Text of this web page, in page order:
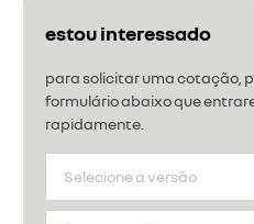
estou interessado
para solicitar uma cotação,
formulário abaixo que
rapidamente.